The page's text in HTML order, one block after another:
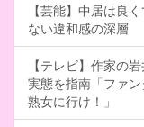
【芸能】中居は良
ない違和感の深層
【テレビ】作家の
実態を指南「ファ
熟女に行け！」